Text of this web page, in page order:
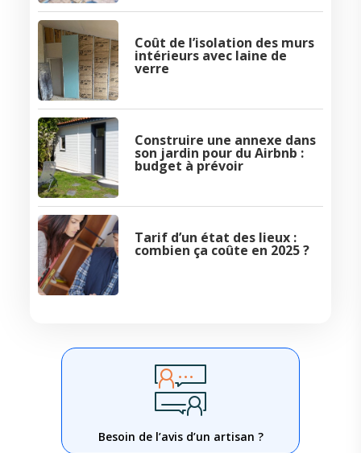
Coût de l’isolation des murs
intérieurs avec laine de
verre
Construire une annexe dans
son jardin pour du Airbnb :
budget à prévoir
Tarif d’un état des lieux :
combien ça coûte en 2025 ?
Besoin de l’avis d’un artisan ?